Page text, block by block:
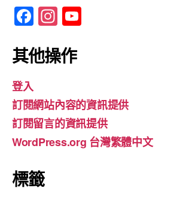
F
a
c
b
o
o
k
In
st
a
gr
a
m
u
b
e
其他操作
登入
訂閱網站內容的資訊提供
訂閱留言的資訊提供
WordPress.org 台灣繁體中文
標籤